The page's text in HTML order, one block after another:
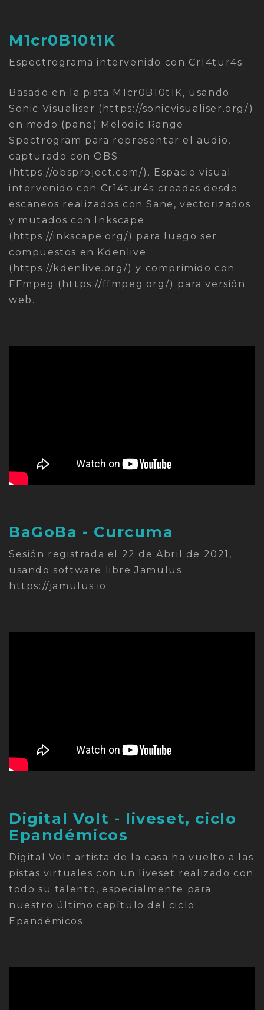
M1cr0B10t1K
Espectrograma intervenido con Cr14tur4s
Basado en la pista M1cr0B10t1K, usando
Sonic Visualiser (https://sonicvisualiser.org/)
en modo (pane) Melodic Range
Spectrogram para representar el audio,
capturado con OBS
(https://obsproject.com/). Espacio visual
intervenido con Cr14tur4s creadas desde
escaneos realizados con Sane, vectorizados
y mutados con Inkscape
(https://inkscape.org/) para luego ser
compuestos en Kdenlive
(https://kdenlive.org/) y comprimido con
FFmpeg (https://ffmpeg.org/) para versión
web.
BaGoBa - Curcuma
Sesión registrada el 22 de Abril de 2021,
usando software libre Jamulus
https://jamulus.io
Digital Volt - liveset, ciclo
Epandémicos
Digital Volt artista de la casa ha vuelto a las
pistas virtuales con un liveset realizado con
todo su talento, especialmente para
nuestro último capítulo del ciclo
Epandémicos.